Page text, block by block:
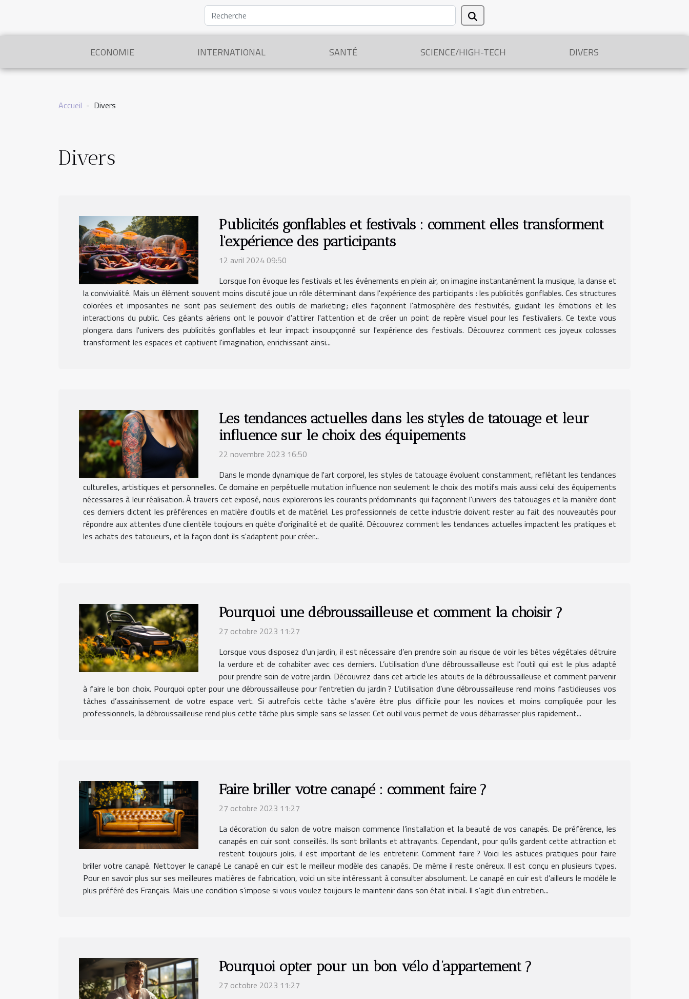
ECONOMIE INTERNATIONAL SANTÉ SCIENCE/HIGH-TECH DIVERS
Accueil Divers
Divers
Publicités gonflables et festivals : comment elles transforment
l'expérience des participants
12 avril 2024 09:50
Lorsque l'on évoque les festivals et les événements en plein air, on imagine instantanément la musique, la danse et
la convivialité. Mais un élément souvent moins discuté joue un rôle déterminant dans l'expérience des participants : les publicités gonflables. Ces structures
colorées et imposantes ne sont pas seulement des outils de marketing; elles façonnent l'atmosphère des festivités, guidant les émotions et les
interactions du public. Ces géants aériens ont le pouvoir d'attirer l'attention et de créer un point de repère visuel pour les festivaliers. Ce texte vous
plongera dans l'univers des publicités gonflables et leur impact insoupçonné sur l'expérience des festivals. Découvrez comment ces joyeux colosses
transforment les espaces et captivent l'imagination, enrichissant ainsi...
Les tendances actuelles dans les styles de tatouage et leur
influence sur le choix des équipements
22 novembre 2023 16:50
Dans le monde dynamique de l'art corporel, les styles de tatouage évoluent constamment, reflétant les tendances
culturelles, artistiques et personnelles. Ce domaine en perpétuelle mutation influence non seulement le choix des motifs mais aussi celui des équipements
nécessaires à leur réalisation. À travers cet exposé, nous explorerons les courants prédominants qui façonnent l'univers des tatouages et la manière dont
ces derniers dictent les préférences en matière d'outils et de matériel. Les professionnels de cette industrie doivent rester au fait des nouveautés pour
répondre aux attentes d'une clientèle toujours en quête d'originalité et de qualité. Découvrez comment les tendances actuelles impactent les pratiques et
les achats des tatoueurs, et la façon dont ils s'adaptent pour créer...
Pourquoi une débroussailleuse et comment la choisir ?
27 octobre 2023 11:27
Lorsque vous disposez d’un jardin, il est nécessaire d’en prendre soin au risque de voir les bêtes végétales détruire
la verdure et de cohabiter avec ces derniers. L’utilisation d’une débroussailleuse est l’outil qui est le plus adapté
pour prendre soin de votre jardin. Découvrez dans cet article les atouts de la débroussailleuse et comment parvenir
à faire le bon choix. Pourquoi opter pour une débroussailleuse pour l’entretien du jardin ? L’utilisation d’une débroussailleuse rend moins fastidieuses vos
tâches d’assainissement de votre espace vert. Si autrefois cette tâche s’avère être plus difficile pour les novices et moins compliquée pour les
professionnels, la débroussailleuse rend plus cette tâche plus simple sans se lasser. Cet outil vous permet de vous débarrasser plus rapidement...
Faire briller votre canapé : comment faire ?
27 octobre 2023 11:27
La décoration du salon de votre maison commence l’installation et la beauté de vos canapés. De préférence, les
canapés en cuir sont conseillés. Ils sont brillants et attrayants. Cependant, pour qu’ils gardent cette attraction et
restent toujours jolis, il est important de les entretenir. Comment faire ? Voici les astuces pratiques pour faire
briller votre canapé. Nettoyer le canapé Le canapé en cuir est le meilleur modèle des canapés. De même il reste onéreux. Il est conçu en plusieurs types.
Pour en savoir plus sur ses meilleures matières de fabrication, voici un site intéressant à consulter absolument. Le canapé en cuir est d’ailleurs le modèle le
plus préféré des Français. Mais une condition s’impose si vous voulez toujours le maintenir dans son état initial. Il s’agit d’un entretien...
Pourquoi opter pour un bon vélo d’appartement ?
27 octobre 2023 11:27